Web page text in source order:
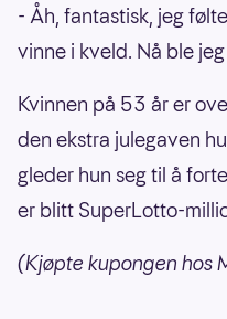
- Åh, fantastisk, jeg
vinne i kveld. Nå ble
Kvinnen på 53 år er
den ekstra julegaven
gleder hun seg til å
er blitt SuperLotto-
(Kjøpte kupongen hos